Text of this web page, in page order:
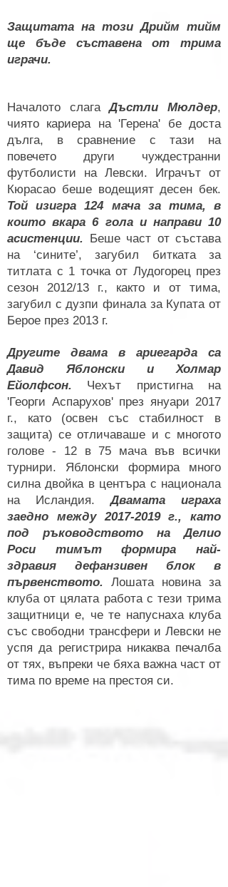
Защитата на този Дрийм тийм
ще бъде съставена от трима
играчи.
Началото слагаДъстли Мюлдер,
чиято кариера на 'Герена' бе доста
дълга, в сравнение с тази на
повечето други чуждестранни
футболисти на Левски. Играчът от
Кюрасао беше водещият десен бек.
Той изигра 124 мача за тима, в
които вкара 6 гола и направи 10
асистенции. Беше част от състава
на ‘сините’, загубил битката за
титлата с 1 точка от Лудогорец през
сезон 2012/13 г., както и от тима,
загубил с дузпи финала за Купата от
Берое през 2013 г.
Другите двама в ариегарда са
Давид Яблонски и Холмар
Ейолфсон. Чехът пристигна на
'Георги Аспарухов' през януари 2017
г., като (освен със стабилност в
защита) се отличаваше и с многото
голове - 12 в 75 мача във всички
турнири. Яблонски формира много
силна двойка в центъра с национала
на Исландия.Двамата играха
заедно между2017-2019г., като
под ръководството на Делио
Роси тимът формира най-
здравия дефанзивен блок в
първенството. Лошата новина за
клуба от цялата работа с тези трима
защитници e, че те напуснаха клуба
със свободни трансфери и Левски не
успя да регистрира никаква печалба
от тях, въпреки че бяха важна част от
тима по време на престоя си.